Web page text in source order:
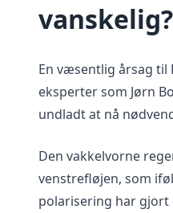
vanskelig?
En væsentlig årsag til
eksperter som Jørn
undladt at nå
Den vakkelvorne
venstrefløjen, som
polarisering har